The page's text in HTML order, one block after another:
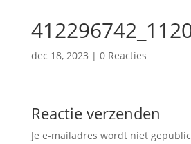
dec 18, 2023 | 0 Reacties
Reactie verzenden
Je e-mailadres wordt niet